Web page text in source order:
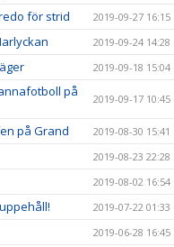
för strid 2019-09-27 16:15
2019-09-24 14:28
2019-09-18 15:04
på
2019-09-17 10:45
på Grand 2019-08-30 15:41
2019-08-23 22:28
2019-08-02 16:54
2019-07-22 01:33
2019-06-28 16:45